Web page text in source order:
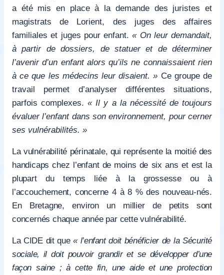
a été mis en place à la demande des juristes et
magistrats de Lorient, des juges des affaires
familiales et juges pour enfant.« On leur demandait,
à partir de dossiers, de statuer et de déterminer
l’avenir d’un enfant alors qu’ils ne connaissaient rien
à ce que les médecins leur disaient. » Ce groupe de
travail permet d’analyser différentes situations,
parfois complexes.« Il y a la nécessité de toujours
évaluer l’enfant dans son environnement, pour cerner
ses vulnérabilités. »
La vulnérabilité périnatale, qui représente la moitié des
handicaps chez l’enfant de moins de six ans et est la
plupart du temps liée à la grossesse ou à
l’accouchement, concerne 4 à 8 % des nouveau-nés.
En Bretagne, environ un millier de petits sont
concernés chaque année par cette vulnérabilité.
La CIDE dit que« l’enfant doit bénéficier de la Sécurité
sociale, il doit pouvoir grandir et se développer d’une
façon saine ; à cette fin, une aide et une protection